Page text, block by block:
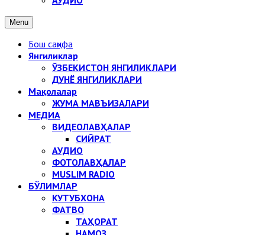
Menu
Бош саҳифа
Янгиликлар
ЎЗБЕКИСТОН ЯНГИЛИКЛАРИ
ДУНЁ ЯНГИЛИКЛАРИ
Мақолалар
ЖУМА МАВЪИЗАЛАРИ
МЕДИА
ВИДЕОЛАВҲАЛАР
СИЙРАТ
АУДИО
ФОТОЛАВҲАЛАР
MUSLIM RADIO
БЎЛИМЛАР
КУТУБХОНА
ФАТВО
ТАҲОРАТ